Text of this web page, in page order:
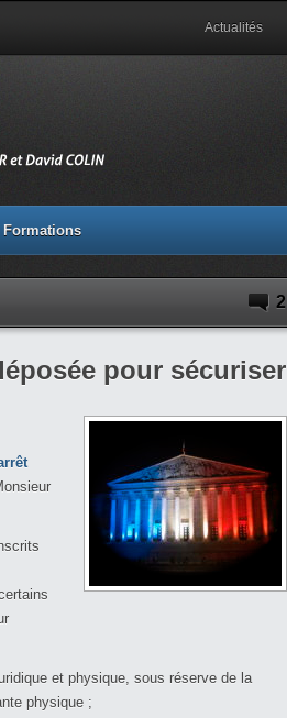
Actualités
Formations
2
pour sécuriser
et physique, sous réserve de la
physique ;